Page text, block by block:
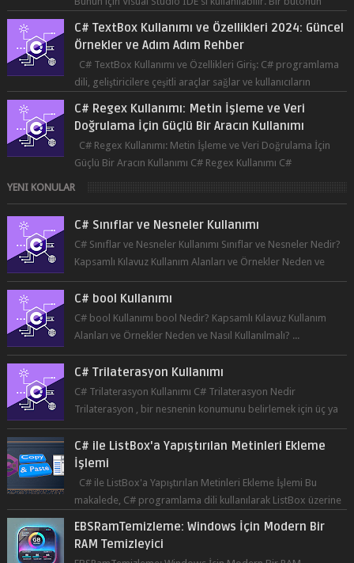
C# TextBox Kullanımı ve Özellikleri Giriş: C# programlama
dili, geliştiricilere çeşitli araçlar sağlar ve kullanıcıların
etkileşimde bulun...
C# Regex Kullanımı: Metin İşleme ve Veri
Doğrulama İçin Güçlü Bir Aracın Kullanımı
C# Regex Kullanımı: Metin İşleme ve Veri Doğrulama İçin
Güçlü Bir Aracın Kullanımı C# Regex Kullanımı C#
programlama dilinde, düzenli ifad...
YENI KONULAR
C# Sınıflar ve Nesneler Kullanımı
C# Sınıflar ve Nesneler Kullanımı Sınıflar ve Nesneler Nedir?
Kapsamlı Kılavuz Kullanım Alanları ve Örnekler Neden ve
Nasıl ...
C# bool Kullanımı
C# bool Kullanımı bool Nedir? Kapsamlı Kılavuz Kullanım
C# Trilaterasyon Kullanımı
C# Trilaterasyon Kullanımı C# Trilaterasyon Nedir
da daha fazla refer...
C# ile ListBox'a Yapıştırılan Metinleri Ekleme
İşlemi
makalede, C# programlama dili kullanılarak ListBox üzerine
yapıştırılan metin...
EBSRamTemizleme: Windows İçin Modern Bir
RAM Temizleyici
EBSRamTemizleme: Windows İçin Modern Bir RAM
Temizleyici EBSRamTemizleme , kullanıcıların sistemlerindeki
RAM kullanı...
POPÜLER YAYINLAR